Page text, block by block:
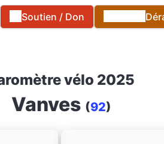
Soutien / Don
vélo 2025
Vanves (92)